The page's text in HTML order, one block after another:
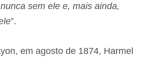
sem ele e, mais ainda,
”.
em agosto de 1874, Harmel